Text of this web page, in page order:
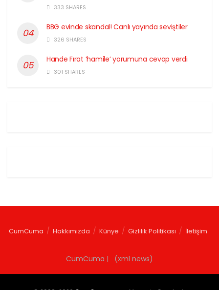
333 SHARES
BBG evinde skandal! Canlı yayında seviştiler
326 SHARES
Hande Fırat ‘hamile’ yorumuna cevap verdi
301 SHARES
CumCuma Hakkımızda Künye Gizlilik Politikası İletişim
CumCuma | (xml news)